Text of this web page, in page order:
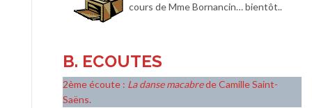
cours de Mme Bornancin… bientôt..
B. ECOUTES
2ème écoute : La danse macabrede Camille Saint-
Saëns.